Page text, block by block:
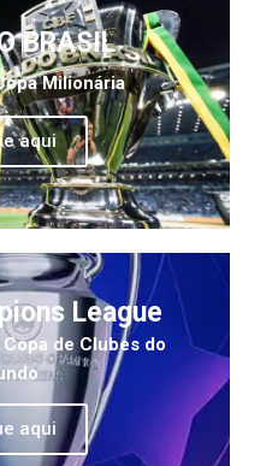
BRASIL
Milionária
aqui
League
de Clubes do
aqui